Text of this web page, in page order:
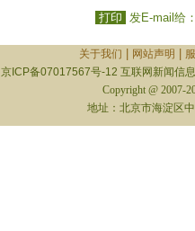
打印 发E-mail给
关于我们 网站声明
京ICP备07017567号-12 互联网新闻信
Copyright @ 2007-
地址：北京市海淀区